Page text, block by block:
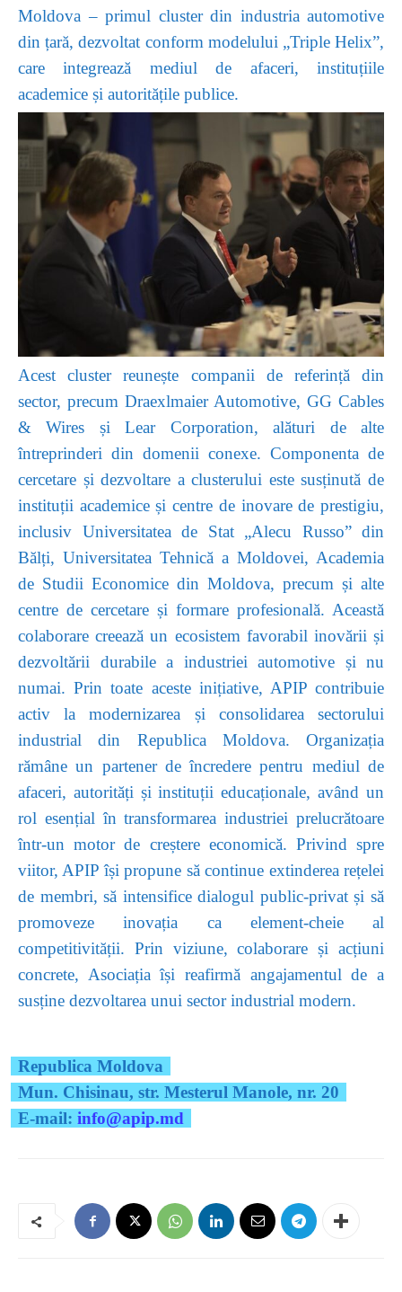
Moldova – primul cluster din industria automotive
din țară, dezvoltat conform modelului „Triple Helix”,
care integrează mediul de afaceri, instituțiile
academice și autoritățile publice.
Acest cluster reunește companii de referință din
sector, precum Draexlmaier Automotive, GG Cables
& Wires și Lear Corporation, alături de alte
întreprinderi din domenii conexe. Componenta de
cercetare și dezvoltare a clusterului este susținută de
instituții academice și centre de inovare de prestigiu,
inclusiv Universitatea de Stat „Alecu Russo” din
Bălți, Universitatea Tehnică a Moldovei, Academia
de Studii Economice din Moldova, precum și alte
centre de cercetare și formare profesională. Această
colaborare creează un ecosistem favorabil inovării și
dezvoltării durabile a industriei automotive și nu
numai. Prin toate aceste inițiative, APIP contribuie
activ la modernizarea și consolidarea sectorului
industrial din Republica Moldova. Organizația
rămâne un partener de încredere pentru mediul de
afaceri, autorități și instituții educaționale, având un
rol esențial în transformarea industriei prelucrătoare
într-un motor de creștere economică. Privind spre
viitor, APIP își propune să continue extinderea rețelei
de membri, să intensifice dialogul public-privat și să
promoveze inovația ca element-cheie al
competitivității. Prin viziune, colaborare și acțiuni
concrete, Asociația își reafirmă angajamentul de a
susține dezvoltarea unui sector industrial modern.
Republica Moldova
Mun. Chisinau, str. Mesterul Manole, nr. 20
E-mail: info@apip.md